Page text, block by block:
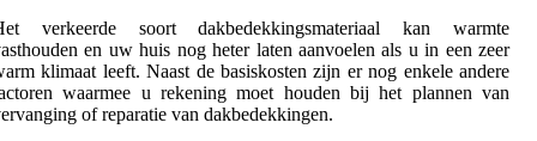
verkeerde soort dakbedekkingsmateriaal kan warmte
en uw huis nog heter laten aanvoelen als u in een zeer
klimaat leeft. Naast de basiskosten zijn er nog enkele andere
waarmee u rekening moet houden bij het plannen van
of reparatie van dakbedekkingen.